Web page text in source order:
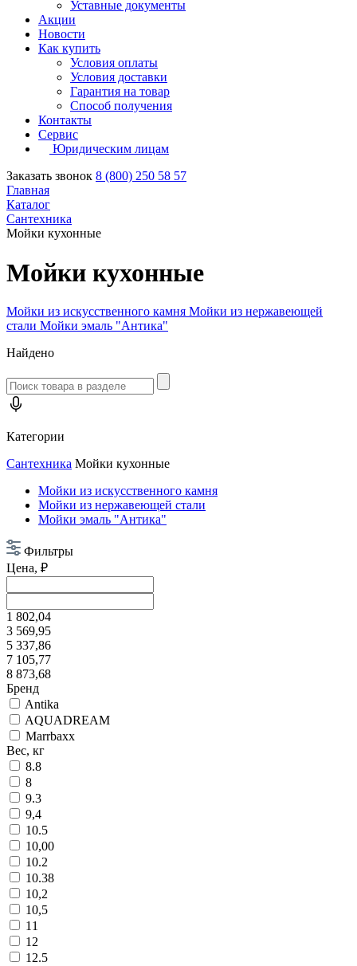
Уставные документы
Акции
Новости
Как купить
Условия оплаты
Условия доставки
Гарантия на товар
Способ получения
Контакты
Сервис
Юридическим лицам
Заказать звонок 8 (800) 250 58 57
Главная
Каталог
Сантехника
Мойки кухонные
Мойки кухонные
Мойки из искусственного камня Мойки из нержавеющей
стали Мойки эмаль "Антика"
Найдено
Категории
Сантехника Мойки кухонные
Мойки из искусственного камня
Мойки из нержавеющей стали
Мойки эмаль "Антика"
Фильтры
Цена, ₽
1 802,04
3 569,95
5 337,86
7 105,77
8 873,68
Бренд
Antika
AQUADREAM
Marrbaxx
Вес, кг
8.8
8
9.3
9,4
10.5
10,00
10.2
10.38
10,2
10,5
11
12
12.5